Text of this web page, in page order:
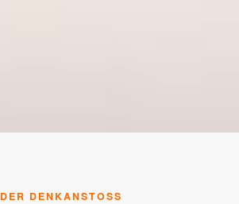
DER DENKANSTOSS